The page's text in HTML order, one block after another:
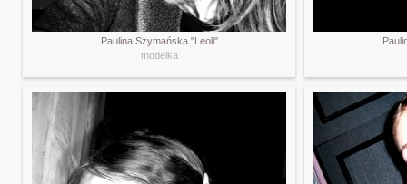
Paulina Szymańska "Leoli"
modelka